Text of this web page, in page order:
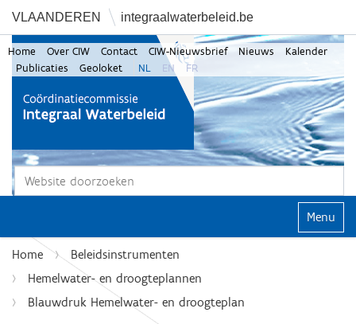
VLAANDEREN integraalwaterbeleid.be
Zoek
Home Over CIW Contact CIW-Nieuwsbrief Nieuws
Kalender
Publicaties
Geoloket NL EN FR
Klap
Home
Beleidsinstrumenten
Hemelwater- en droogteplannen
Blauwdruk Hemelwater- en droogteplan